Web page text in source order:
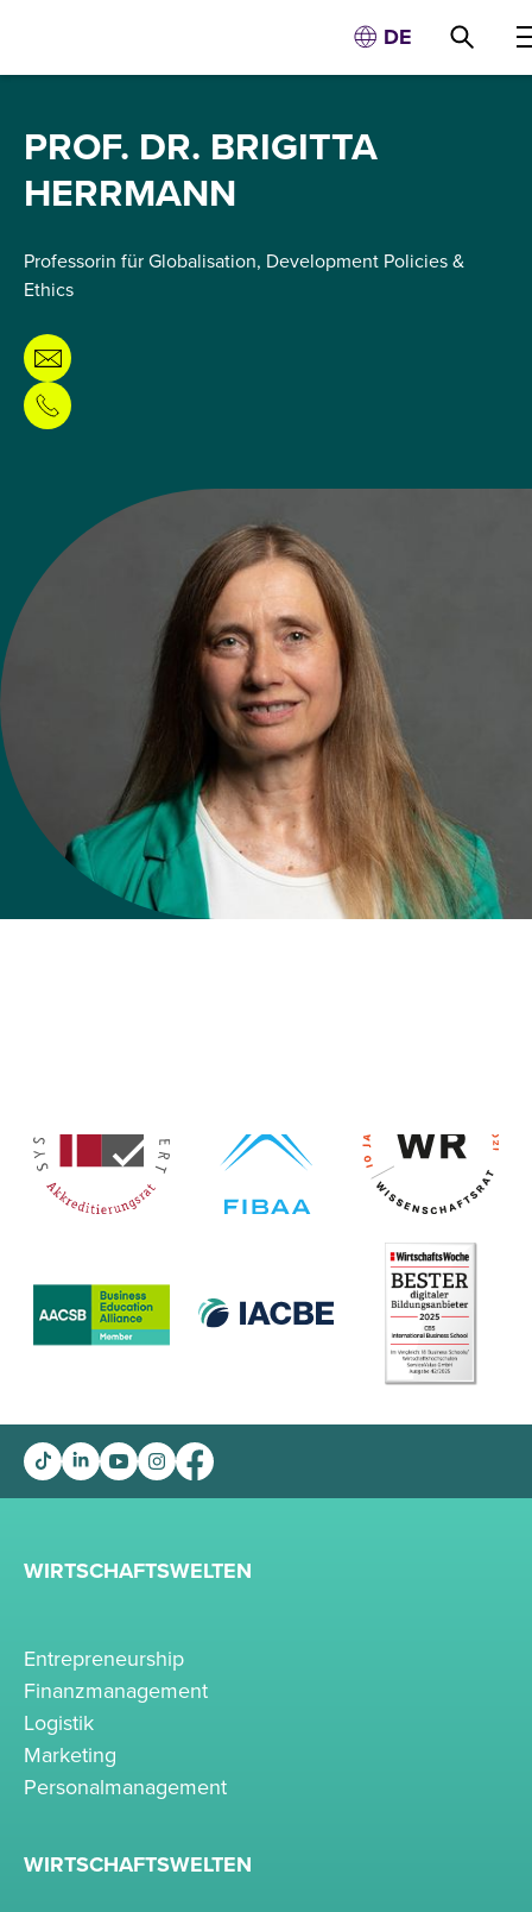
DE
PROF. DR. BRIGITTA
HERRMANN
Professorin für Globalisation, Development Policies &
Ethics
WIRTSCHAFTSWELTEN
Entrepreneurship
Finanzmanagement
Logistik
Marketing
Personalmanagement
WIRTSCHAFTSWELTEN